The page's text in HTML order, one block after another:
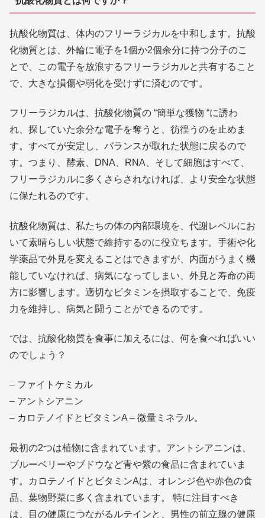
抗酸化物質は、体内のフリーラジカルを中和します。抗酸
化物質とは、外輪に電子を1個か2個余分に持つ分子のこ
とで、この電子を放浪するフリーラジカルと共有すること
で、大きな損傷や弱化を受けずに済むのです。
フリーラジカルは、抗酸化物質の “簡単な獲物 “に誘わ
れ、探していた余分な電子を奪うと、彷徨うのを止めま
す。すべてが安定し、バランスが取れた状態に戻るので
す。つまり、酵素、DNA、RNA、そして細胞はすべて、
フリーラジカルに多くさらされなければ、より安全な状態
に保たれるのです。
抗酸化物質は、私たちの体の内部環境を、代謝レベルにお
いて素晴らしい状態で維持するのに役立ちます。手術や化
学薬品で外見を変えることはできますが、内面がうまく機
能していなければ、病気になってしまい、外見と寿命の両
方に影響します。適切なビタミンを摂取することで、免疫
力を維持し、病気と闘うことができるのです。
では、抗酸化物質を食事に加えるには、何を食べればいい
のでしょう？
– ファイトケミカル
– アントシアニン
– カロテノイドとビタミンA – 微量ミネラル。
最初の2つは植物に含まれています。アントシアニンは、
ブルーベリーやブドウなど青や紫の食品に含まれていま
す。カロテノイドとビタミンAは、オレンジ色や赤色の食
品、葉物野菜に多く含まれています。 特に注目すべき
は、目の健康につながるルテインと、男性の前立腺の健康